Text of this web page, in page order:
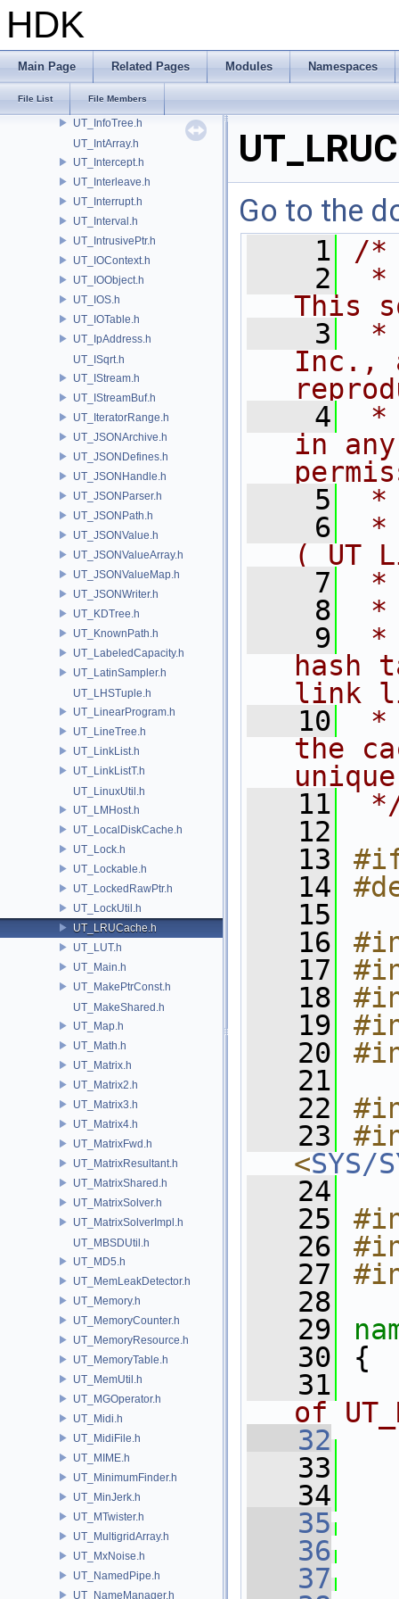
HDK
Main Page Related Pages Modules Namespaces
File List File Members
UT_IdnaName.h
UT_IndexedHashMapT.h
UT_IndexedHashSet.h
UT_IndexedHashSetImpl.h
UT_InfoTree.h
UT_IntArray.h
UT_Intercept.h
UT_Interleave.h
UT_Interrupt.h
UT_Interval.h
UT_IntrusivePtr.h
UT_IOContext.h
UT_IOObject.h
UT_IOS.h
UT_IOTable.h
UT_IpAddress.h
UT_ISqrt.h
UT_IStream.h
UT_IStreamBuf.h
UT_IteratorRange.h
UT_JSONArchive.h
UT_JSONDefines.h
UT_JSONHandle.h
UT_JSONParser.h
UT_JSONPath.h
UT_JSONValue.h
UT_JSONValueArray.h
UT_JSONValueMap.h
UT_JSONWriter.h
UT_KDTree.h
UT_KnownPath.h
UT_LabeledCapacity.h
UT_LatinSampler.h
UT_LHSTuple.h
UT_LinearProgram.h
UT_LineTree.h
UT_LinkList.h
UT_LinkListT.h
UT_LinuxUtil.h
UT_LMHost.h
UT_LocalDiskCache.h
UT_Lock.h
UT_Lockable.h
UT_LockedRawPtr.h
UT_LockUtil.h
UT_LRUCache.h
UT_LUT.h
UT_Main.h
UT_MakePtrConst.h
UT_MakeShared.h
UT_Map.h
UT_Math.h
UT_Matrix.h
UT_Matrix2.h
UT_Matrix3.h
UT_Matrix4.h
UT_MatrixFwd.h
UT_MatrixResultant.h
UT_MatrixShared.h
UT_MatrixSolver.h
UT_MatrixSolverImpl.h
UT_MBSDUtil.h
UT_MD5.h
UT_MemLeakDetector.h
UT_Memory.h
UT_MemoryCounter.h
UT_MemoryResource.h
UT_MemoryTable.h
UT_MemUtil.h
UT_MGOperator.h
UT_Midi.h
UT_MidiFile.h
UT_MIME.h
UT_MinimumFinder.h
UT_MinJerk.h
UT_MTwister.h
UT_MultigridArray.h
UT_MxNoise.h
UT_NamedPipe.h
UT_NameManager.h
Go to the
    1
/*
    2
*
This
    3
*
Inc.,
    4
*
in
    5
*
    6
*
( UT
    7
*
    8
*
    9
*
hash
link
   10
*
the
   11
   12
   13
   14
   15
   16
   17
   18
   19
   20
   21
   22
   23
<SYS/
   24
   25
   26
   27
   28
   29
   30
{
   31
of
   32
   33
   34
   35
   36
   37